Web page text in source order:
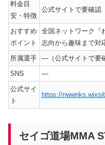
料金目
安・特徴
公式サイトで要確認
おすすめ
ポイント
全国ネットワーク『
志向から趣味まで対
所属選手 —（公式サイトで要
SNS
—
公式サイ
ト
https://
セイゴ道場MMA